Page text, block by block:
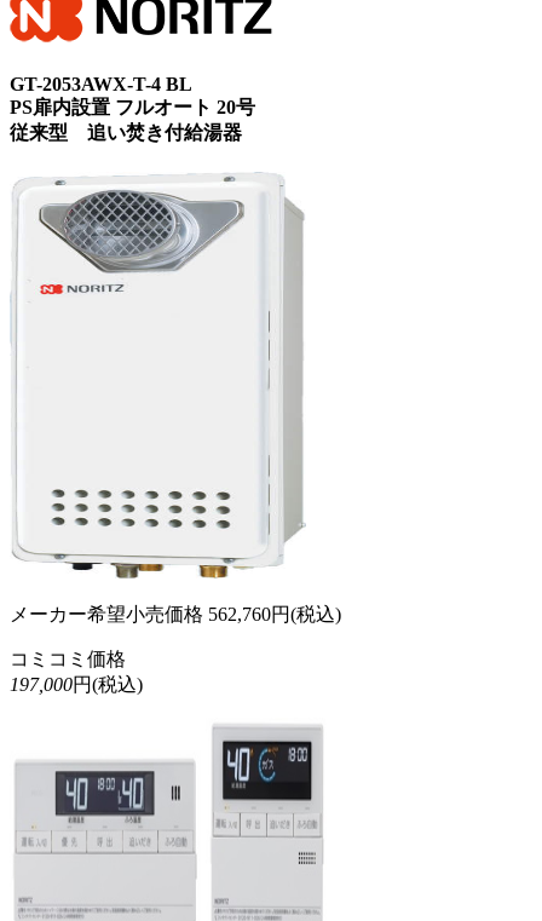
GT-2053AWX-T-4 BL
PS扉内設置 フルオート 20号
従来型 追い焚き付給湯器
メーカー希望小売価格 562,760円(税込)
コミコミ価格
197,000円(税込)